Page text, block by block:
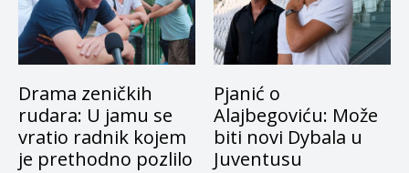
Drama zeničkih
rudara: U jamu se
vratio radnik kojem
je prethodno pozlilo
Pjanić o
Alajbegoviću: Može
biti novi Dybala u
Juventusu